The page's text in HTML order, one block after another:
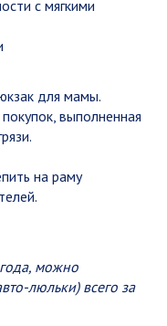
с мягкими
для мамы.
выполненная
на раму
можно
люльки) всего за